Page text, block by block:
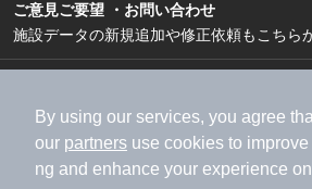
By using our services, you agree
our partners use cookies to
ng and enhance your experience
ご意見ご要望 ・お問い合わせ
施設データの新規追加や修正依頼もこちら
加盟店募集（資料請求）
広告
利用規約
ライフスタイル
特定商取引法に基づく表記
ヘ